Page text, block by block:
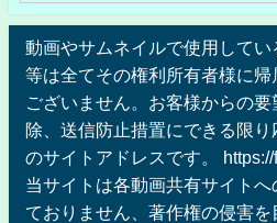
動画やサムネイルで使用して
等は全てその権利所有者様に
ございません。お客様からの
除、送信防止措置にできる限
のサイトアドレスです。
当サイトは各動画共有サイト
ておりません、著作権の侵害